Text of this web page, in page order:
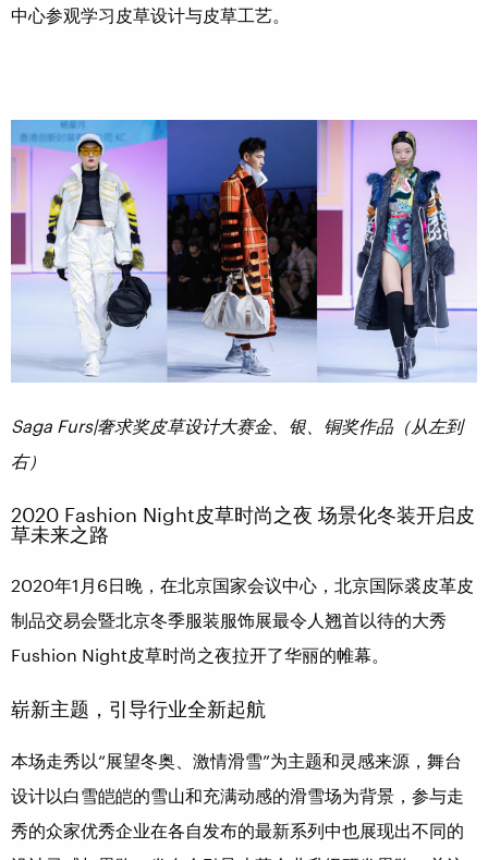
中心参观学习皮草设计与皮草工艺。
Saga Furs|奢求奖皮草设计大赛金、银、铜奖作品（从左到
右）
2020 Fashion Night皮草时尚之夜 场景化冬装开启皮
草未来之路
2020年1月6日晚，在北京国家会议中心，北京国际裘皮革皮
制品交易会暨北京冬季服装服饰展最令人翘首以待的大秀
Fushion Night皮草时尚之夜拉开了华丽的帷幕。
崭新主题，引导行业全新起航
本场走秀以“展望冬奥、激情滑雪”为主题和灵感来源，舞台
设计以白雪皑皑的雪山和充满动感的滑雪场为背景，参与走
秀的众家优秀企业在各自发布的最新系列中也展现出不同的